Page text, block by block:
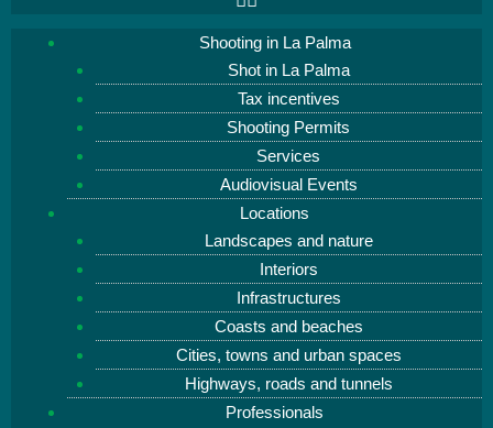
Shooting in La Palma
Shot in La Palma
Tax incentives
Shooting Permits
Services
Audiovisual Events
Locations
Landscapes and nature
Interiors
Infrastructures
Coasts and beaches
Cities, towns and urban spaces
Highways, roads and tunnels
Professionals